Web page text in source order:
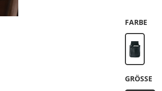
FARBE
schwarz
GRÖSSE